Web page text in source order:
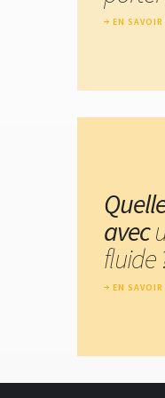
EN SAVOIR
avec
fluide
EN SAVOIR